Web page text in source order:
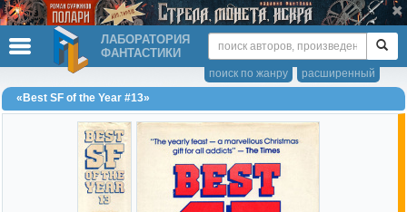
ЛАБОРАТОРИЯ
ФАНТАСТИКИ
расширенный
поиск по жанру
«Best SF of the Year #13»